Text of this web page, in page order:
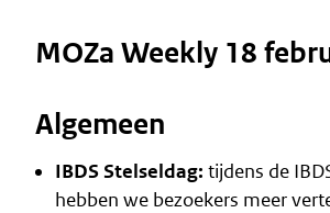
MOZa Weekly 18
Algemeen
IBDS Stelseldag: tijdens de
hebben we bezoekers meer